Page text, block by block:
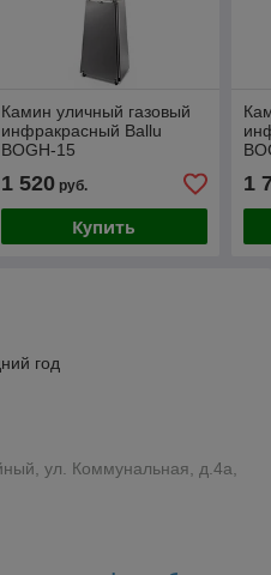
Камин уличный газовый
инфракрасный Ballu
BOGH-15
1 520руб.
Купить
1
год
ул. Коммунальная, д.4а,